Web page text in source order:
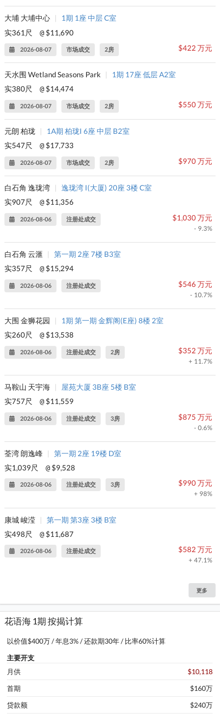
大埔 大埔中心 |
1期 1座 中层 C室
实361尺
@ $11,690
2026-08-07 市场成交 2房 $422 万元
天水围 Wetland Seasons Park |
1期 17座 低层 A2室
实380尺
@ $14,474
2026-08-07 市场成交 2房 $550 万元
元朗 柏珑 |
1A期 柏珑I 6座 中层 B2室
实547尺
@ $17,733
2026-08-07 市场成交 2房 $970 万元
白石角 逸珑湾 |
逸珑湾 I(大厦) 20座 3楼 C室
实907尺
@ $11,356
2026-08-06 注册处成交 $1,030 万元
- 9.3%
白石角 云滙 |
第一期 2座 7楼 B3室
实357尺
@ $15,294
2026-08-06 注册处成交 $546 万元
- 10.7%
大围 金狮花园 |
1期 第一期 金辉阁(E座) 8楼 2室
实260尺
@ $13,538
2026-08-06 注册处成交 2房 $352 万元
+ 11.7%
马鞍山 天宇海 |
屋苑大厦 3B座 5楼 B室
实757尺
@ $11,559
2026-08-06 注册处成交 3房 $875 万元
- 0.6%
荃湾 朗逸峰 |
第一期 2座 19楼 D室
实1,039尺
@ $9,528
2026-08-06 注册处成交 3房 $990 万元
+ 98%
康城 峻滢 |
第一期 第3座 3楼 B室
实498尺
@ $11,687
2026-08-06 注册处成交 $582 万元
+ 47.1%
更多
花语海 1期 按揭计算
以价值$400万 / 年息3% / 还款期30年 / 比率60%计算
主要开支
月供
$10,118
首期
$160万
贷款额
$240万